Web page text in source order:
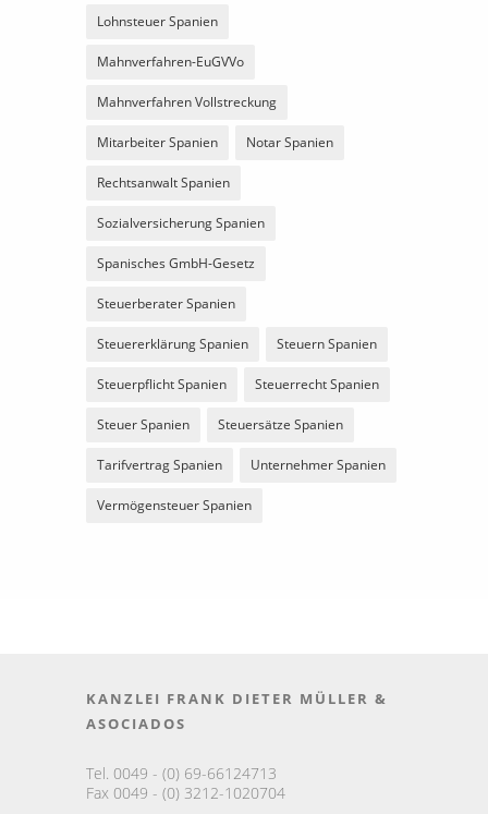
Lohnsteuer Spanien
Mahnverfahren-EuGVVo
Mahnverfahren Vollstreckung
Mitarbeiter Spanien Notar Spanien
Rechtsanwalt Spanien
Sozialversicherung Spanien
Spanisches GmbH-Gesetz
Steuerberater Spanien
Steuererklärung Spanien Steuern Spanien
Steuerpflicht Spanien Steuerrecht Spanien
Steuer Spanien Steuersätze Spanien
Tarifvertrag Spanien Unternehmer Spanien
Vermögensteuer Spanien
KANZLEI FRANK DIETER MÜLLER &
ASOCIADOS
Tel. 0049 - (0) 69-66124713
Fax 0049 - (0) 3212-1020704